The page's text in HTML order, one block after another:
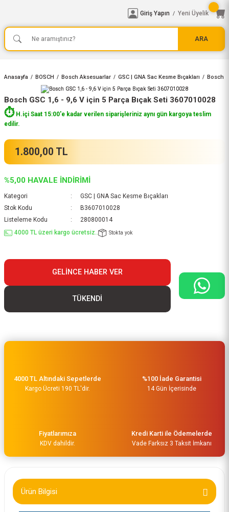
ARA
Giriş Yapın / Yeni Üyelik
Anasayfa BOSCH Bosch Aksesuarlar GSC | GNA Sac Kesme Bıçakları Bosch
Bosch GSC 1,6 - 9,6 V için 5 Parça Bıçak Seti 3607010028
⏱️H.içi Saat 15:00'e kadar verilen siparişleriniz aynı gün kargoya teslim
edilir.
1.800,00 TL
%5,00 HAVALE İNDİRİMİ
Kategori
GSC | GNA Sac Kesme Bıçakları
Stok Kodu
B3607010028
Listeleme Kodu
280800014
4000 TL üzeri kargo ücretsiz..
Stokta yok
GELINCE HABER VER
TÜKENDİ
4000 TL Altındaki Sepetlerde
Kargo Ücreti 190 TL'dir.
%100 İade Garantisi
14 Gün İçerisinde
Fiyatlarımıza
KDV dahildir.
Kredi Karti ile Ödemelerde
Vade Farksız 3 Taksit İmkanı
Ürün Bilgisi